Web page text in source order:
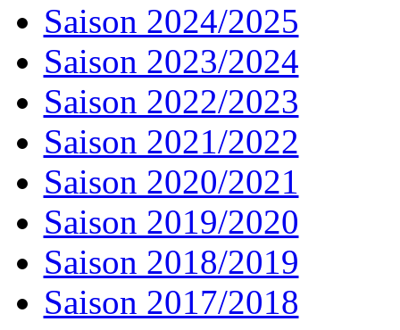
Saison 2024/2025
Saison 2023/2024
Saison 2022/2023
Saison 2021/2022
Saison 2020/2021
Saison 2019/2020
Saison 2018/2019
Saison 2017/2018